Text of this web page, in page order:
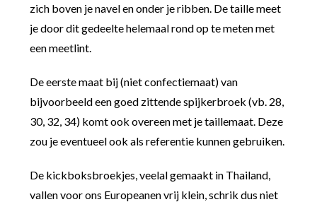
zich boven je navel en onder je ribben. De taille meet
je door dit gedeelte helemaal rond op te meten met
een meetlint.
De eerste maat bij (niet confectiemaat) van
bijvoorbeeld een goed zittende spijkerbroek (vb. 28,
30, 32, 34) komt ook overeen met je taillemaat. Deze
zou je eventueel ook als referentie kunnen gebruiken.
De kickboksbroekjes, veelal gemaakt in Thailand,
vallen voor ons Europeanen vrij klein, schrik dus niet